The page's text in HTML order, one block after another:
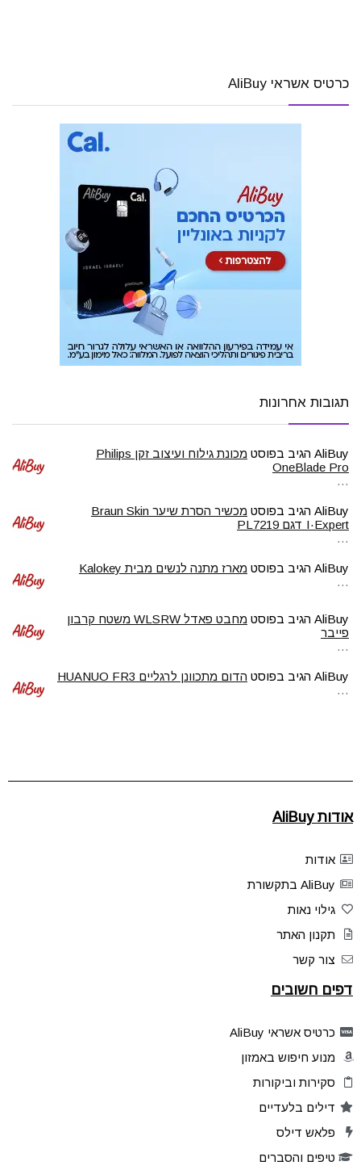
כרטיס אשראי AliBuy
תגובות אחרונות
AliBuy הגיב בפוסט
מכונת גילוח ועיצוב זקן Philips
OneBlade Pro
…
AliBuy הגיב בפוסט
מכשיר הסרת שיער Braun Skin
I·Expert דגם PL7219
…
AliBuy הגיב בפוסט מארז מתנה לנשים מבית Kalokey
…
AliBuy הגיב בפוסט
מחבט פאדל WLSRW משטח קרבון
פייבר
…
AliBuy הגיב בפוסט הדום מתכוונן לרגליים HUANUO FR3
…
אודות AliBuy
אודות
AliBuy בתקשורת
גילוי נאות
תקנון האתר
צור קשר
דפים חשובים
כרטיס אשראי AliBuy
מנוע חיפוש באמזון
סקירות וביקורות
דילים בלעדיים
פלאש דילס
טיפים והסברים